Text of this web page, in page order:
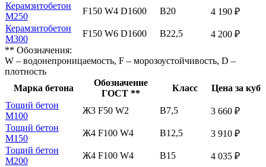
Керамзитобетон
М250
F150 W4 D1600 В20
4 190 ₽
Керамзитобетон
М300
F150 W6 D1600 В22,5
4 200 ₽
** Обозначения:
W – водонепроницаемость, F – морозоустойчивость, D –
плотность
Марка бетона
Обозначение
ГОСТ **
Класс
Цена за куб
Тощий бетон
М100
Ж3 F50 W2 В7,5
3 660 ₽
Тощий бетон
М150
Ж4 F100 W4 В12,5
3 910 ₽
Тощий бетон
М200
Ж4 F100 W4 В15
4 035 ₽